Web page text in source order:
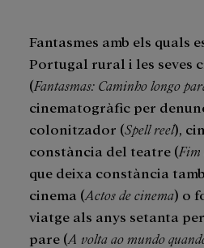
Fantasmes amb els quals
Portugal rural i les seves
(Fantasmas: Caminho longo
cinematogràfic per
colonitzador (Spell reel),
constància del teatre (Fim
que deixa constància
cinema (Actos de cinema) o
viatge als anys setanta
pare (A volta ao mundo